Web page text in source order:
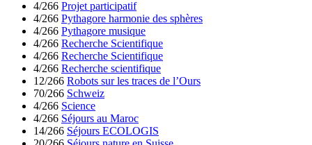
4/266 Projet participatif
4/266 Pythagore harmonie des sphères
4/266 Pythagore musique
4/266 Recherche Scientifique
4/266 Recherche Scientifique
4/266 Recherche scientifique
12/266 Robots sur les traces de l’Ours
70/266 Schweiz
4/266 Science
4/266 Séjours au Maroc
14/266 Séjours ECOLOGIS